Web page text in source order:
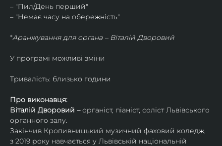
– "Пил/День перший"
– "Немає часу на обережність"
*Аранжування для органа – Віталій Дворовий
У програмі можливі зміни
Тривалість: близько години
Про виконавця:
Віталій Дворовий – органіст, піаніст, соліст Львівського
органного залу.
Закінчив Кропивницький музичний фаховий коледж,
з 2019 року навчається у Львівській національній